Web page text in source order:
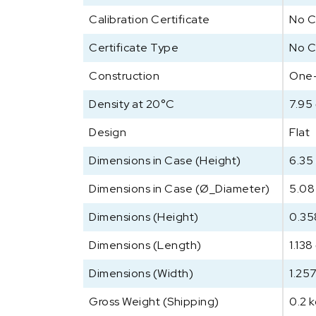
Calibration Certificate
No
Certificate Type
No
Construction
Density at 20°C
7.95
Design
Flat
Dimensions in Case (Height)
6.35
Dimensions in Case (Ø_Diameter)
5.08
Dimensions (Height)
Dimensions (Length)
Dimensions (Width)
Gross Weight (Shipping)
0.2